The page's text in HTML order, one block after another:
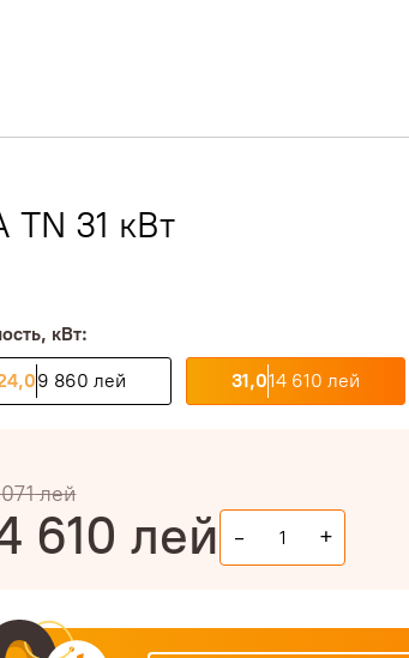
TN 31 кВт
кВт:
9 860 лей 31,014 610 лей
лей
610 лей - +